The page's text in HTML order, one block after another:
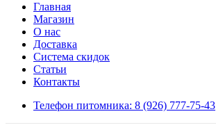
Главная
Магазин
О нас
Доставка
Система скидок
Статьи
Контакты
Телефон питомника: 8 (926) 777-75-43